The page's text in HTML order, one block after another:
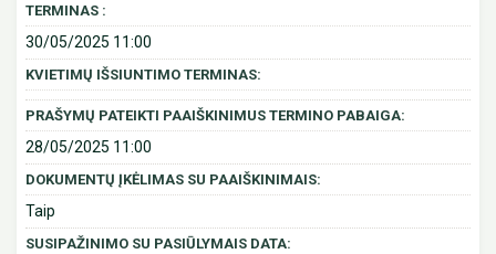
TERMINAS :
30/05/2025 11:00
KVIETIMŲ IŠSIUNTIMO TERMINAS:
PRAŠYMŲ PATEIKTI PAAIŠKINIMUS TERMINO PABAIGA:
28/05/2025 11:00
DOKUMENTŲ ĮKĖLIMAS SU PAAIŠKINIMAIS:
Taip
SUSIPAŽINIMO SU PASIŪLYMAIS DATA: